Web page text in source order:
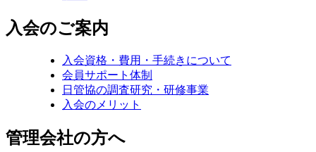
入会のご案内
入会資格・費用・手続きについて
会員サポート体制
日管協の調査研究・研修事業
入会のメリット
管理会社の方へ